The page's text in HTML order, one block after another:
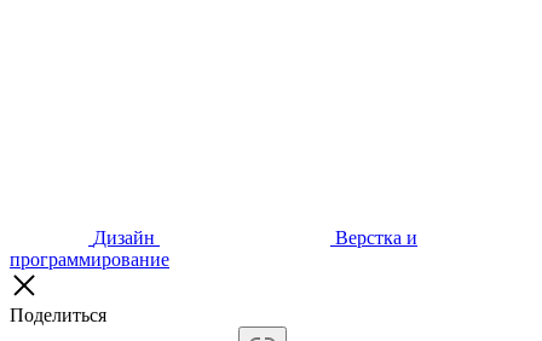
Дизайн
Верстка и
программирование
Поделиться